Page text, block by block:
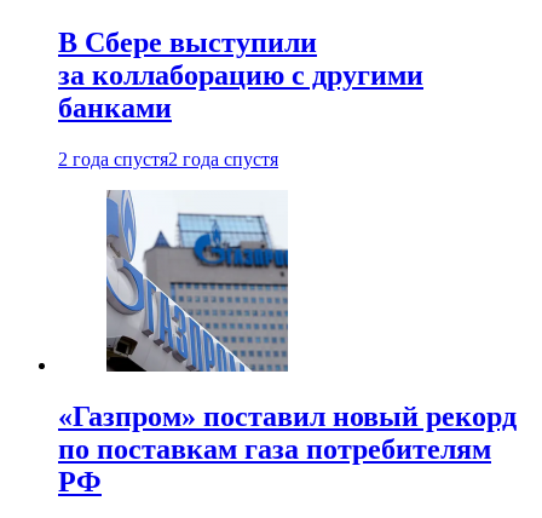
В Сбере выступили
за коллаборацию с другими
банками
2 года спустя2 года спустя
«Газпром» поставил новый рекорд
по поставкам газа потребителям
РФ